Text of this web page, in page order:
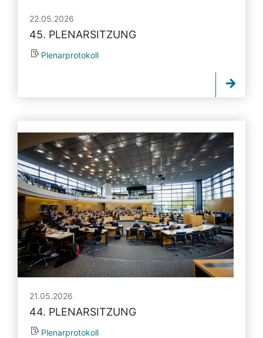
22.05.2026
45. PLENARSITZUNG
Plenarprotokoll
21.05.2026
44. PLENARSITZUNG
Plenarprotokoll